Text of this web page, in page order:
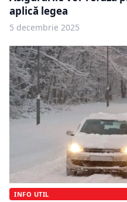
aplică legea
5 decembrie 2025
INFO UTIL